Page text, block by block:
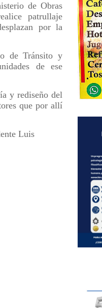
de Obras
patrullaje
por la
de Tránsito y
de ese
y rediseño del
que por allí
Luis